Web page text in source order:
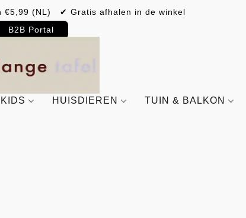
€5,99 (NL) ✔ Gratis afhalen in de winkel
B2B Portal
KIDS HUISDIEREN TUIN & BALKON